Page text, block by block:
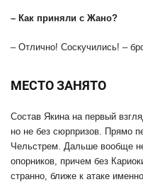
– Как приняли с Жано?
– Отлично! Соскучились! –
МЕСТО ЗАНЯТО
Состав Якина на первый
но не без сюрпризов. Прямо
Чельстрем. Дальше вообще
опорников, причем без
странно, ближе к атаке